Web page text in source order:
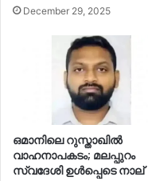
December 29, 2025
ഒമാനിലെ റുസ്താഖില്‍
വാഹനാപകടം; മലപ്പുറം
സ്വദേശി ഉള്‍പ്പെടെ നാല്